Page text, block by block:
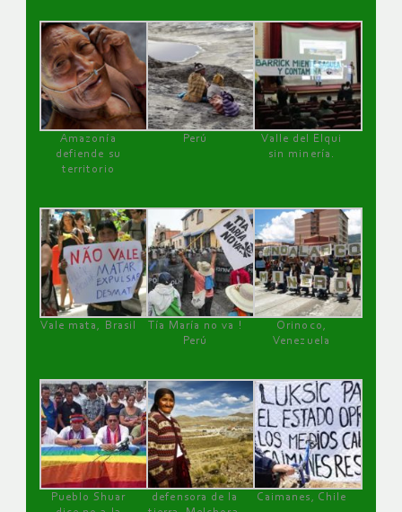
Amazonía
defiende su
territorio
Perú
Valle del Elqui
sin minería.
Vale mata, Brasil
Tía María no va !
Perú
Orinoco,
Venezuela
Pueblo Shuar
defensora de la
Caimanes, Chile